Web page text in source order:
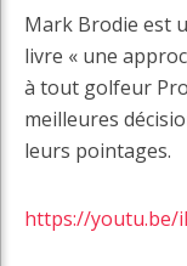
Mark Brodie est
livre « une
à tout golfeur
meilleures
leurs pointages.
https://youtu.be/